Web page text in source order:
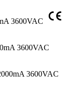
3600VAC
3600VAC
3600VAC